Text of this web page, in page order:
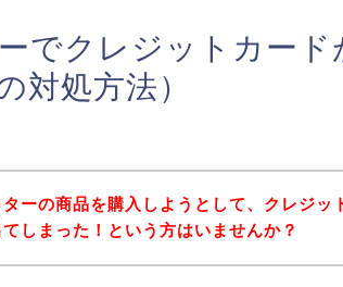
でクレジットカード
対処方法）
ーの商品を購入しようとして、クレジッ
てしまった！という方はいませんか？